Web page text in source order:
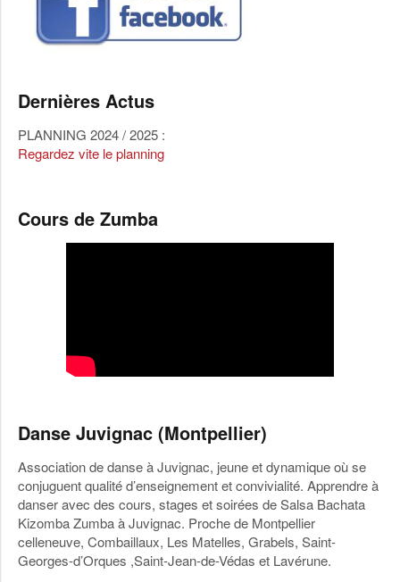
Dernières Actus
PLANNING 2024 / 2025 :
Regardez vite le planning
Cours de Zumba
Danse Juvignac (Montpellier)
Association de danse à Juvignac, jeune et dynamique où se
conjuguent qualité d’enseignement et convivialité. Apprendre à
danser avec des cours, stages et soirées de Salsa Bachata
Kizomba Zumba à Juvignac. Proche de Montpellier
celleneuve, Combaillaux, Les Matelles, Grabels, Saint-
Georges-d’Orques ,Saint-Jean-de-Védas et Lavérune.